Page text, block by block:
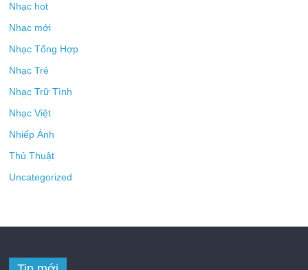
Nhạc hot
Nhạc mới
Nhạc Tổng Hợp
Nhạc Trẻ
Nhạc Trữ Tình
Nhạc Việt
Nhiếp Ảnh
Thủ Thuật
Uncategorized